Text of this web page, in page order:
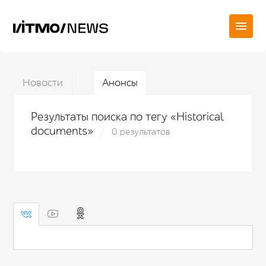
Новости Анонсы
Результаты поиска по тегу «Historical
documents»
0 результатов